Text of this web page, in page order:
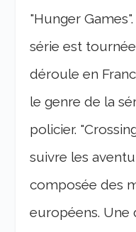
"Hunger
série est
déroule en
le genre de la
policier.
suivre les
composée des
européens. Une